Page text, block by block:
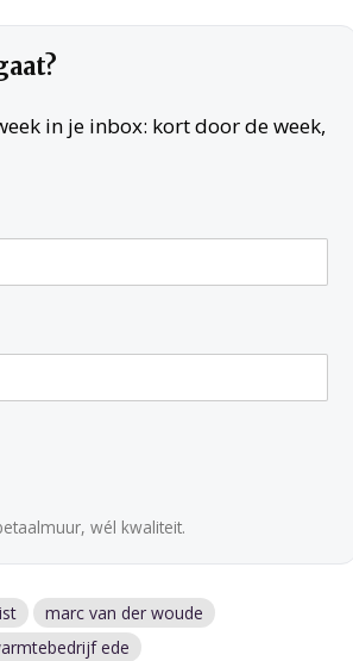
in je inbox: kort door de week,
wél kwaliteit.
marc van der woude
ede